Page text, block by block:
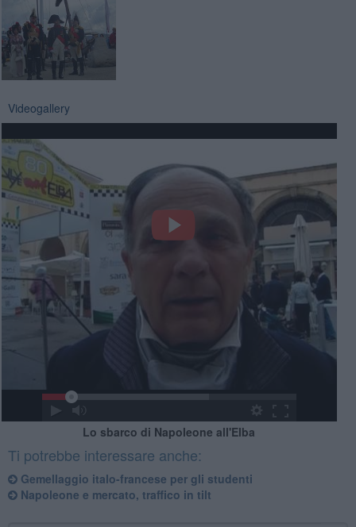
Videogallery
Lo sbarco di Napoleone all'Elba
Ti potrebbe interessare anche:
Gemellaggio italo-francese per gli studenti
Napoleone e mercato, traffico in tilt